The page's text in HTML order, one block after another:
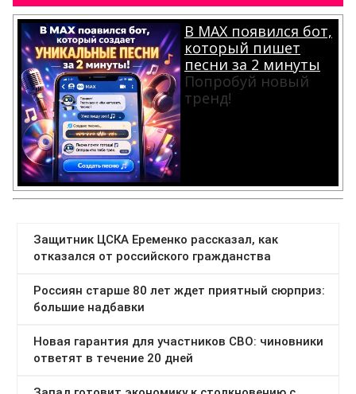
В MAX появился бот,
который пишет
песни за 2 минуты
Попробуй новый
тренд!